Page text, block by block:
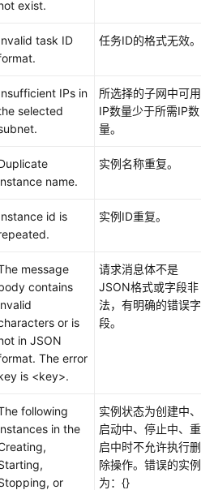
exist.
task ID
任务ID的格式无效。
IPs in
selected
所选择的子网中可用
IP数量少于所需IP数
量。
name.
实例名称重复。
id is
实例ID重复。
message
contains
or is
in JSON
The error
is <key>.
请求消息体不是
JSON格式或字段非
法，有明确的错误字
段。
following
in the
or
实例状态为创建中、
启动中、停止中、重
启中时不允许执行删
除操作。错误的实例
为：{}